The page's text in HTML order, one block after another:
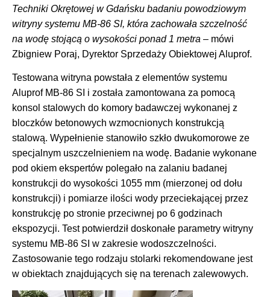
Techniki Okrętowej w Gdańsku badaniu powodziowym
witryny systemu MB-86 SI, która zachowała szczelność
na wodę stojącą o wysokości ponad 1 metra – mówi
Zbigniew Poraj, Dyrektor Sprzedaży Obiektowej Aluprof.
Testowana witryna powstała z elementów systemu
Aluprof MB-86 SI i została zamontowana za pomocą
konsol stalowych do komory badawczej wykonanej z
bloczków betonowych wzmocnionych konstrukcją
stalową. Wypełnienie stanowiło szkło dwukomorowe ze
specjalnym uszczelnieniem na wodę. Badanie wykonane
pod okiem ekspertów polegało na zalaniu badanej
konstrukcji do wysokości 1055 mm (mierzonej od dołu
konstrukcji) i pomiarze ilości wody przeciekającej przez
konstrukcję po stronie przeciwnej po 6 godzinach
ekspozycji. Test potwierdził doskonałe parametry witryny
systemu MB-86 SI w zakresie wodoszczelności.
Zastosowanie tego rodzaju stolarki rekomendowane jest
w obiektach znajdujących się na terenach zalewowych.